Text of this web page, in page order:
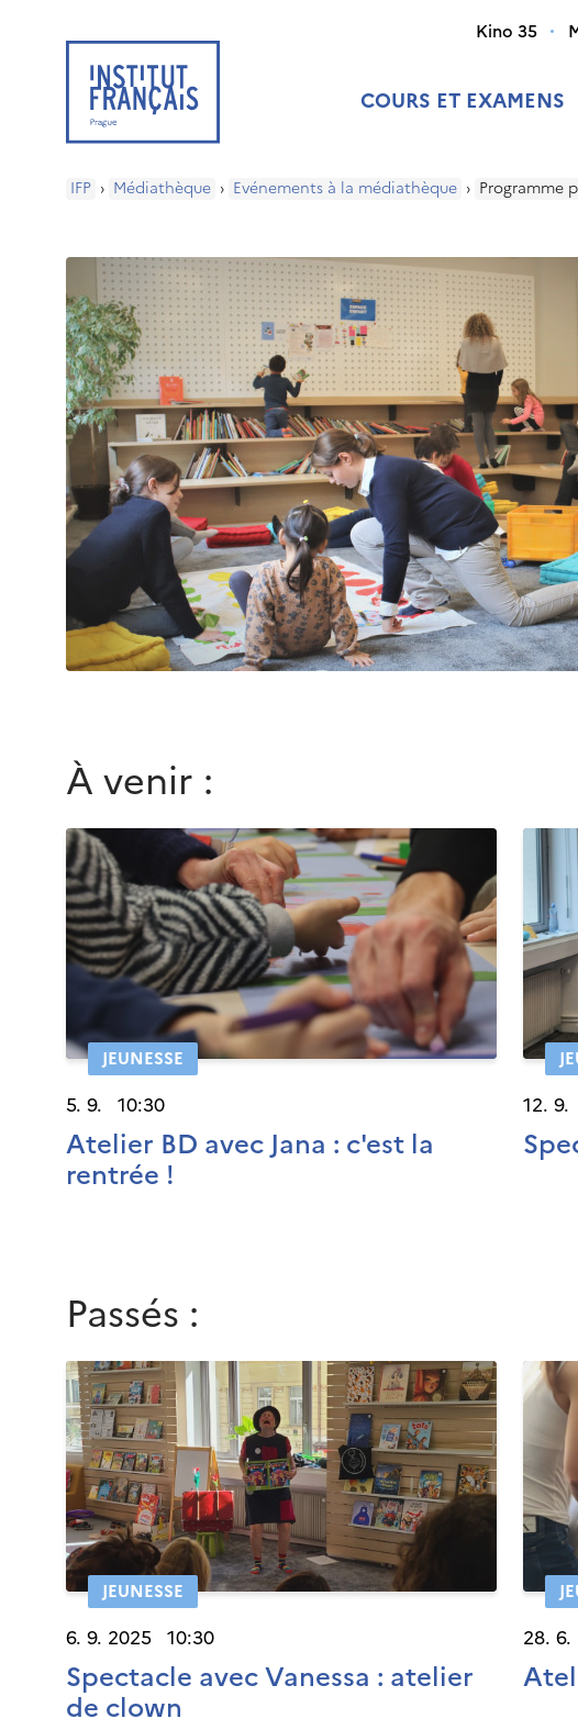
COURS ET EXAMENS
Kino 35
IFP › Médiathèque › Evénements à la médiathèque › Programme
À venir :
JEUNESSE
5. 9. 10:30
Atelier BD avec Jana : c'est la
rentrée !
12.
Passés :
JEUNESSE
6. 9. 2025 10:30
Spectacle avec Vanessa : atelier
de clown
28.